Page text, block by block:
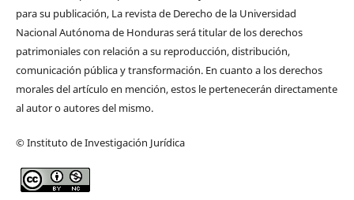
para su publicación, La revista de Derecho de la Universidad
Nacional Autónoma de Honduras será titular de los derechos
patrimoniales con relación a su reproducción, distribución,
comunicación pública y transformación. En cuanto a los derechos
morales del artículo en mención, estos le pertenecerán directamente
al autor o autores del mismo.
© Instituto de Investigación Jurídica